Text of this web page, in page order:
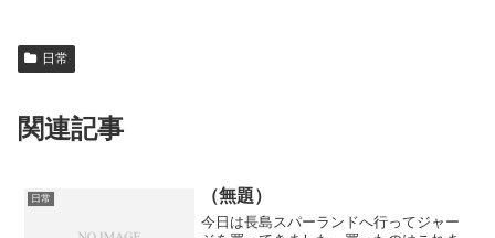
日常
関連記事
日常 （無題）
今日は長島スパーランドへ行ってジャー